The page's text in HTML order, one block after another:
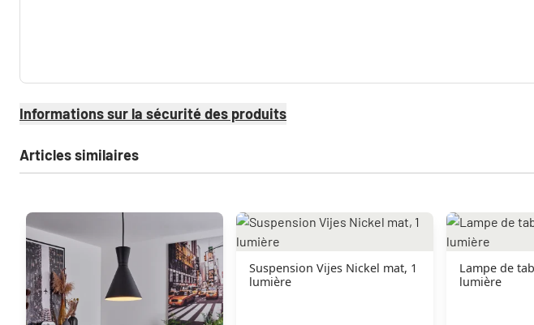
Informations sur la sécurité des produits
Articles similaires
Suspension Vijes Nickel mat, 1
lumière
Lampe de
lumière